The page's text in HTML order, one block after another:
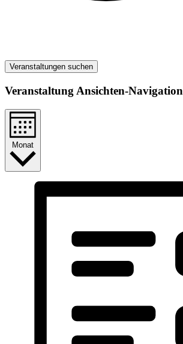
Veranstaltungen suchen
Veranstaltung Ansichten-Navigation
Monat